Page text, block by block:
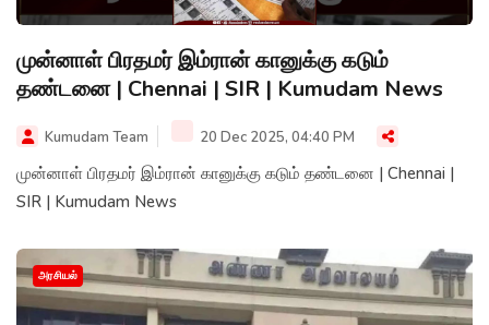
முன்னாள் பிரதமர் இம்ரான் கானுக்கு கடும்
தண்டனை | Chennai | SIR | Kumudam News
Kumudam Team 20 Dec 2025, 04:40 PM
முன்னாள் பிரதமர் இம்ரான் கானுக்கு கடும் தண்டனை | Chennai |
SIR | Kumudam News
அரசியல்